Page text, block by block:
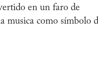
en un faro de
musica como símbolo